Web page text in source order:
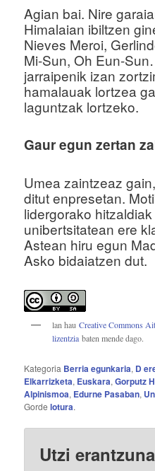
Agian bai. Nire
Himalaian ibiltzen
Nieves Meroi,
Mi-Sun, Oh Eun-
jarraipenik izan
hamalauak lortzea
laguntzak lortzeko.
Gaur egun zertan
Umea zaintzeaz
ditut enpresetan.
lidergorako
unibertsitatean ere
Astean hiru egun
Asko bidaiatzen dut.
lan hau Creative Commons
lizentzia baten mende dago.
Kategoria Berria egunkaria, D
Elkarrizketa, Euskara,Gorputz
Alpinismoa, Edurne Pasaban,
Gordelotura.
Utzi erantzuna